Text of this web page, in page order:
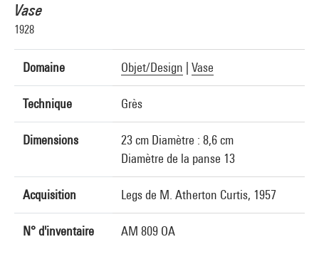
Vase
1928
Domaine Objet/Design Vase
Technique Grès
Dimensions
23 cm Diamètre : 8,6 cm
Diamètre de la panse 13
Acquisition Legs de M. Atherton Curtis, 1957
N° d'inventaire AM 809 OA